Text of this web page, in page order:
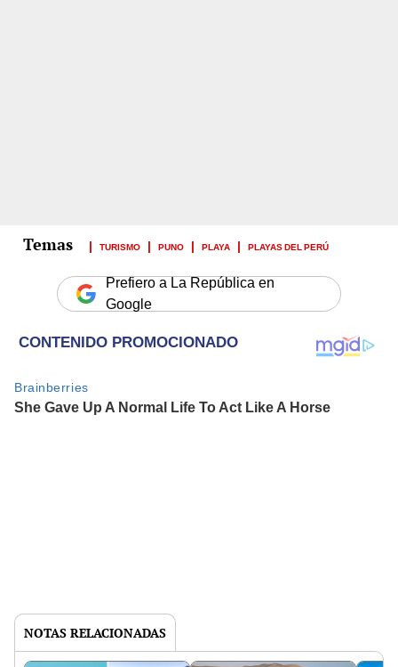
TURISMO PUNO PLAYA PLAYAS DEL PERÚ
Prefiero a La República en
Google
NOTAS RELACIONADAS